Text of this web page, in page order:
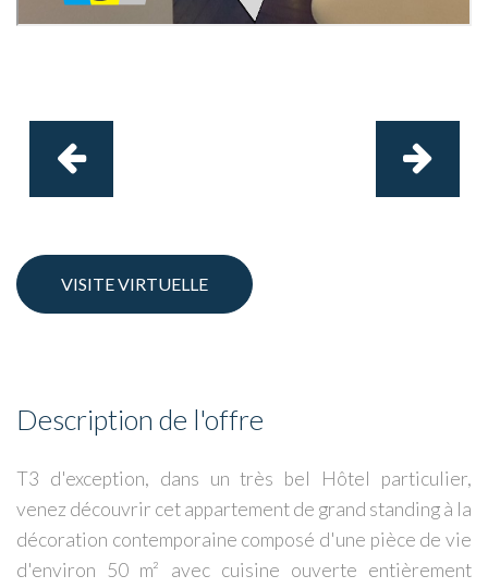
VISITE VIRTUELLE
Description de l'offre
T3 d'exception, dans un très bel Hôtel particulier,
venez découvrir cet appartement de grand standing à la
décoration contemporaine composé d'une pièce de vie
d'environ 50 m² avec cuisine ouverte entièrement